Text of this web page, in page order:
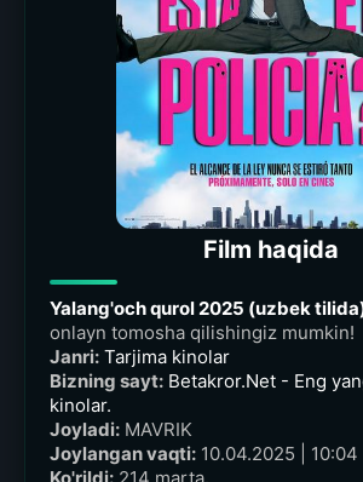
Film haqida
Yalang'och qurol 2025 (uzbek
onlayn tomosha qilishingiz mumkin!
Janri: Tarjima kinolar
Bizning sayt: Betakror.Net - Eng
kinolar.
Joyladi: MAVRIK
Joylangan vaqti: 10.04.2025 | 10:04